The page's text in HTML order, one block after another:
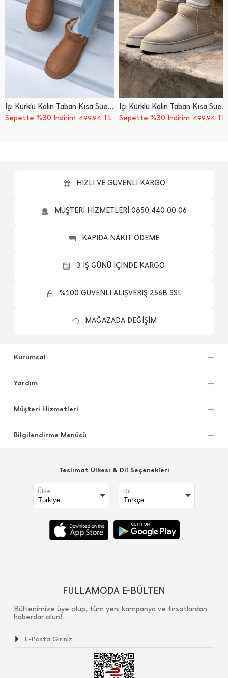
İ̇çi Kürklü Kalın Taban Kısa Süet Bot
Sepette %30 İndirim 499,94 TL
İ̇çi Kürklü Kalın Taban Kısa Süet Bot
Sepette %30 İndirim 499,94 TL
HIZLI VE GÜVENLİ KARGO
MÜŞTERİ HİZMETLERİ 0850 440 00 06
KAPIDA NAKİT ÖDEME
3 İŞ GÜNÜ İÇİNDE KARGO
%100 GÜVENLİ ALIŞVERİŞ 256B SSL
MAĞAZADA DEĞİŞİM
Kurumsal
Yardım
Müşteri Hizmetleri
Bilgilendirme Menüsü
Teslimat Ülkesi & Dil Seçenekleri
Ülke Dil
FULLAMODA E-BÜLTEN
Bültenimize üye olup, tüm yeni kampanya ve fırsatlardan
haberdar olun!